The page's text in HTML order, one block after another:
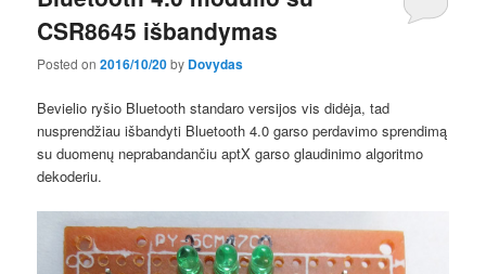
CSR8645 išbandymas
Posted on2016/10/20by Dovydas
Bevielio ryšio Bluetooth standaro versijos vis didėja, tad
nusprendžiau išbandyti Bluetooth 4.0 garso perdavimo sprendimą
su duomenų neprabandančiu aptX garso glaudinimo algoritmo
dekoderiu.